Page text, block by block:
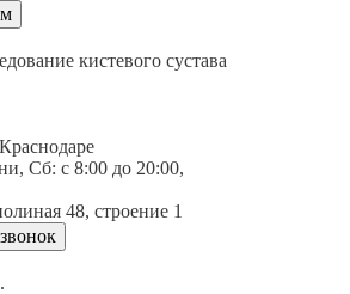
кистевого сустава
Сб: c 8:00 до 20:00,
48, строение 1